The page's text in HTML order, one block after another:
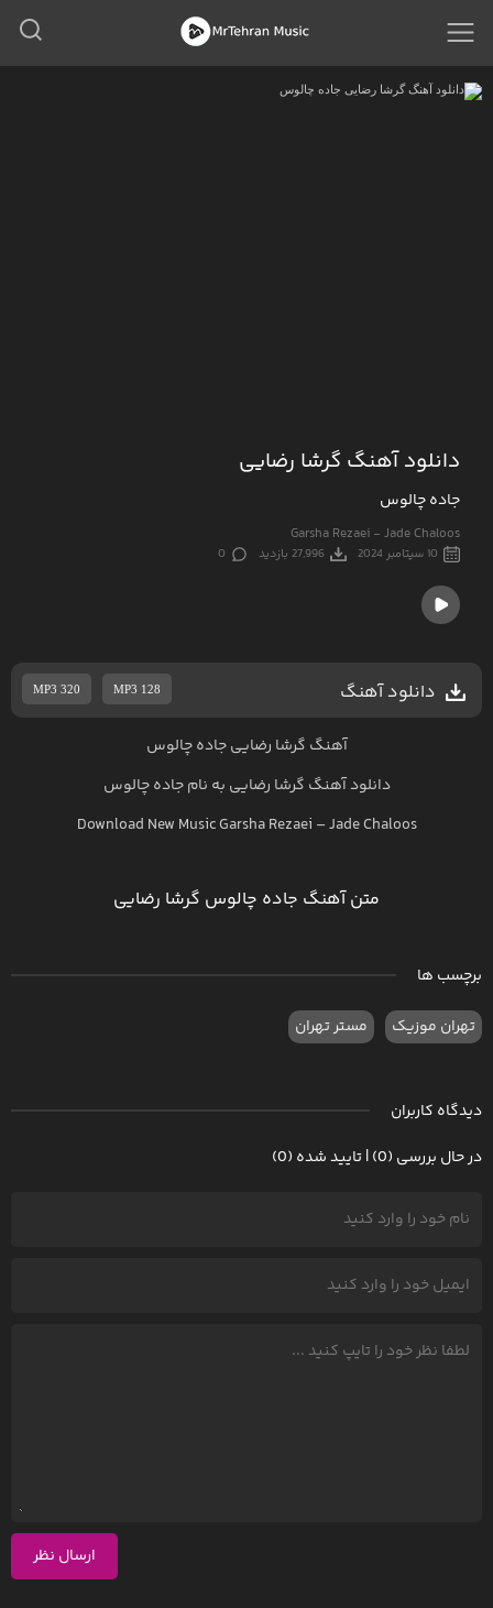
دانلود آهنگ گرشا رضایی
جاده چالوس
Garsha Rezaei - Jade Chaloos
10 سپتامبر 2024 27,996 بازدید 0
دانلود آهنگ MP3 320 MP3 128
آهنگ گرشا رضایی جاده چالوس
دانلود آهنگ گرشا رضایی به نامجاده چالوس
Download New MusicGarsha Rezaei –Jade Chaloos
متن آهنگ جاده چالوس گرشا رضایی
برچسب ها
تهران موزیک مستر تهران
دیدگاه کاربران
در حال بررسی (0) | تایید شده (0)
ارسال نظر